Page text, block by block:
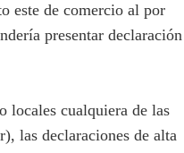
este de comercio al por
presentar declaración
locales cualquiera de las
las declaraciones de alta